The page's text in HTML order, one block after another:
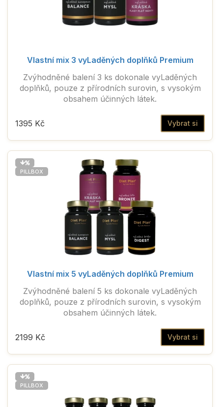
Vlastní mix 3 vyLaděných doplňků Premium
Zvýhodněné balení 3 ks dokonale vyLaděných
doplňků, pouze z přírodních surovin, s vysokým
obsahem účinných látek.
Vybrat si
1395 Kč
PILLBOX
Vlastní mix 5 vyLaděných doplňků Premium
Zvýhodněné balení 5 ks dokonale vyLaděných
doplňků, pouze z přírodních surovin, s vysokým
obsahem účinných látek.
Vybrat si
2199 Kč
PILLBOX